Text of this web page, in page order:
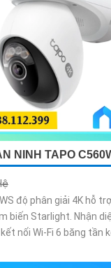
NINH TAPO
độ phân giải 4K hỗ
Nhận diện khuôn mặt
nối Wi-Fi 6 băng tần